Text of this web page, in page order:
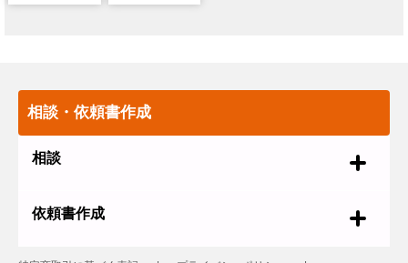
相談・依頼書作成
相談
依頼書作成